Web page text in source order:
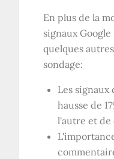
En plus de la
signaux
quelques
sondage:
Les signaux
hausse de
l'autre et de